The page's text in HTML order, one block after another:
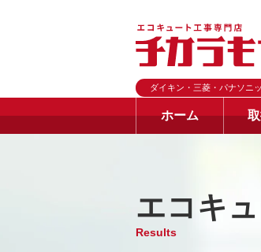
ダイキン・三菱・パナソニ
ホーム
エコキ
Results